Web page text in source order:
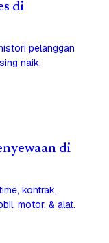
di
pelanggan
naik.
di
kontrak,
motor, & alat.